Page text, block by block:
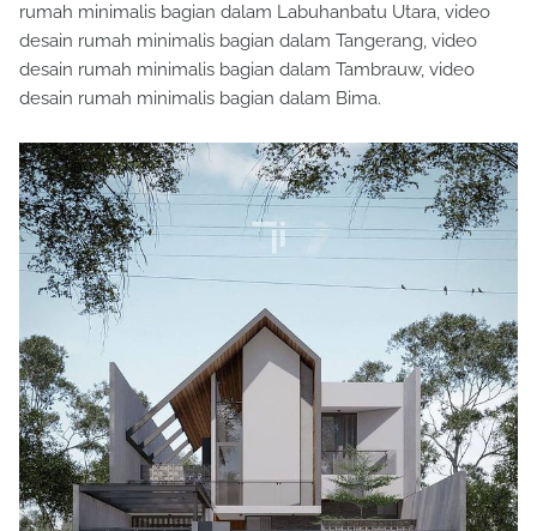
rumah minimalis bagian dalam Labuhanbatu Utara, video
desain rumah minimalis bagian dalam Tangerang, video
desain rumah minimalis bagian dalam Tambrauw, video
desain rumah minimalis bagian dalam Bima.